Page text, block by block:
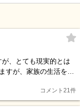
、とても現実的とは
が、家族の生活をサ
。 介護保険があと10年
際そうなったら金持
コメント 21件